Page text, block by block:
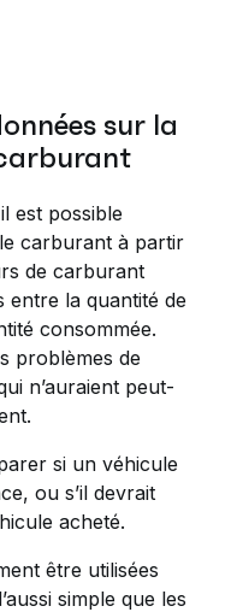
sur la
est possible
carburant à partir
de carburant
entre la quantité de
consommée.
problèmes de
n’auraient peut-
si un véhicule
ou s’il devrait
acheté.
être utilisées
simple que les